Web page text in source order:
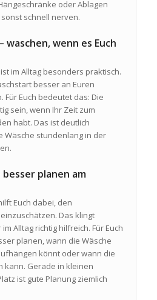
oder Ablagen
schnell nerven.
wenn es Euch
ist im Alltag besonders praktisch.
besser an Euren
Euch bedeutet das: Die
sein, wenn Ihr Zeit zum
habt. Das ist deutlich
Wäsche stundenlang in der
planen am
Euch dabei, den
Das klingt
Alltag richtig hilfreich. Für Euch
planen, wann die Wäsche
könnt oder wann die
kann. Gerade in kleinen
ist gute Planung ziemlich